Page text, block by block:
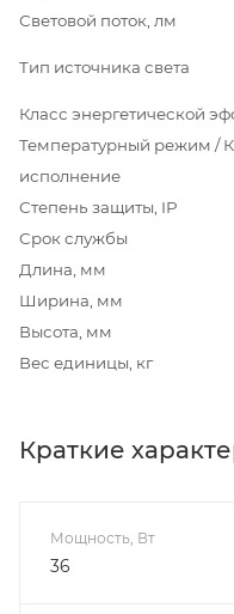
Световой поток, лм
Тип источника света
Класс энергетической
Температурный режим /
исполнение
Степень защиты, IP
Срок службы
Длина, мм
Ширина, мм
Высота, мм
Вес единицы, кг
Краткие
Мощность, Вт
36